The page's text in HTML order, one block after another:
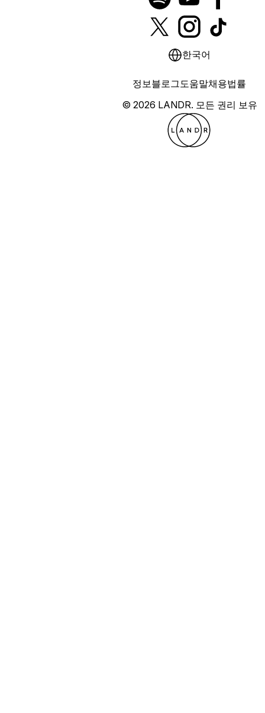
한국어
© 2026 LANDR. 모든 권리 보유
정보블로그도움말채용법률